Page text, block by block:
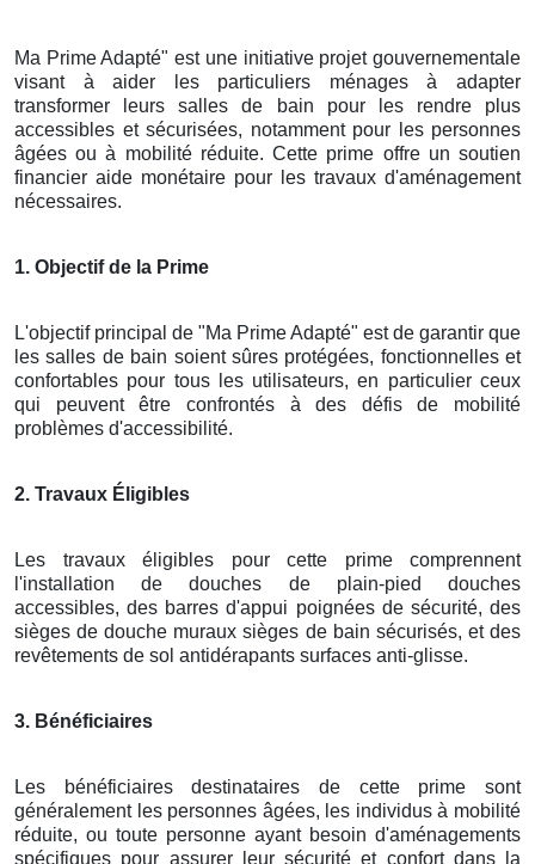
Ma Prime Adapté" est une initiative projet gouvernementale
visant à aider les particuliers ménages à adapter
transformer leurs salles de bain pour les rendre plus
accessibles et sécurisées, notamment pour les personnes
âgées ou à mobilité réduite. Cette prime offre un soutien
financier aide monétaire pour les travaux d'aménagement
nécessaires.
1. Objectif de la Prime
L'objectif principal de "Ma Prime Adapté" est de garantir que
les salles de bain soient sûres protégées, fonctionnelles et
confortables pour tous les utilisateurs, en particulier ceux
qui peuvent être confrontés à des défis de mobilité
problèmes d'accessibilité.
2. Travaux Éligibles
Les travaux éligibles pour cette prime comprennent
l'installation de douches de plain-pied douches
accessibles, des barres d'appui poignées de sécurité, des
sièges de douche muraux sièges de bain sécurisés, et des
revêtements de sol antidérapants surfaces anti-glisse.
3. Bénéficiaires
Les bénéficiaires destinataires de cette prime sont
généralement les personnes âgées, les individus à mobilité
réduite, ou toute personne ayant besoin d'aménagements
spécifiques pour assurer leur sécurité et confort dans la